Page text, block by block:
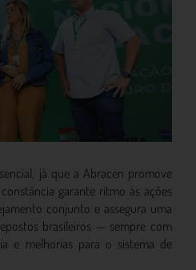
já que a Abracen promove
garante ritmo às ações
conjunto e assegura uma
brasileiros — sempre com
e melhorias para o sistema de